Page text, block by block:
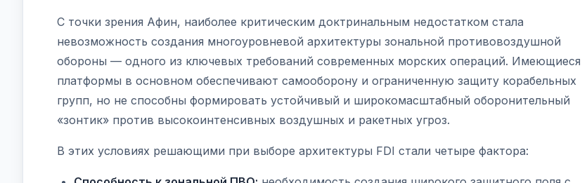
С точки зрения Афин, наиболее критическим доктринальным недостатком стала
невозможность создания многоуровневой архитектуры зональной противовоздушной
обороны — одного из ключевых требований современных морских операций. Имеющиеся
платформы в основном обеспечивают самооборону и ограниченную защиту корабельных
групп, но не способны формировать устойчивый и широкомасштабный оборонительный
«зонтик» против высокоинтенсивных воздушных и ракетных угроз.
В этих условиях решающими при выборе архитектуры FDI стали четыре фактора: